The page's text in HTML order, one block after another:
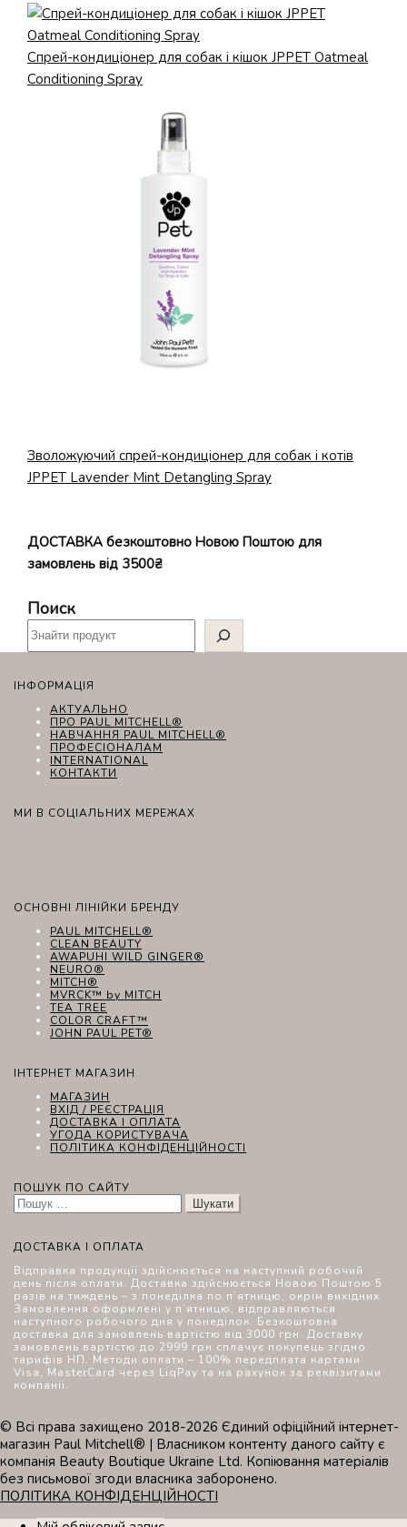
Спрей-кондиціонер для собак і кішок JPPET Oatmeal
Conditioning Spray
Зволожуючий спрей-кондиціонер для собак і котів
JPPET Lavender Mint Detangling Spray
ДОСТАВКА безкоштовно Новою Поштою для
замовлень від 3500₴
Поиск
ІНФОРМАЦІЯ
АКТУАЛЬНО
ПРО PAUL MITCHELL®
НАВЧАННЯ PAUL MITCHELL®
ПРОФЕСІОНАЛАМ
INTERNATIONAL
КОНТАКТИ
МИ В СОЦІАЛЬНИХ МЕРЕЖАХ
ОСНОВНІ ЛІНІЙКИ БРЕНДУ
PAUL MITCHELL®
CLEAN BEAUTY
AWAPUHI WILD GINGER®
NEURO®
MITCH®
MVRCK™ by MITCH
TEA TREE
COLOR CRAFT™
JOHN PAUL PET®
ІНТЕРНЕТ МАГАЗИН
МАГАЗИН
ВХІД / РЕЄСТРАЦІЯ
ДОСТАВКА І ОПЛАТА
УГОДА КОРИСТУВАЧА
ПОЛІТИКА КОНФІДЕНЦІЙНОСТІ
ПОШУК ПО САЙТУ
Пошук:
ДОСТАВКА І ОПЛАТА
Відправка продукції здійснюється на наступний робочий
день після оплати. Доставка здійснюється Новою Поштою 5
разів на тиждень – з понеділка по п’ятницю, окрім вихідних.
Замовлення оформлені у п’ятницю, відправляються
наступного робочого дня у понеділок. Безкоштовна
доставка для замовлень вартістю від 3000 грн. Доставку
замовлень вартістю до 2999 грн сплачує покупець згідно
тарифів НП. Методи оплати – 100% передплата картами
Visa, MasterCard через LiqPay та на рахунок за реквізитами
компанії.
© Всі права захищено 2018-2026 Єдиний офіційний інтернет-
магазин Paul Mitchell® | Власником контенту даного сайту є
компанія Beauty Boutique Ukraine Ltd. Копіювання матеріалів
без письмової згоди власника заборонено.
ПОЛІТИКА КОНФІДЕНЦІЙНОСТІ